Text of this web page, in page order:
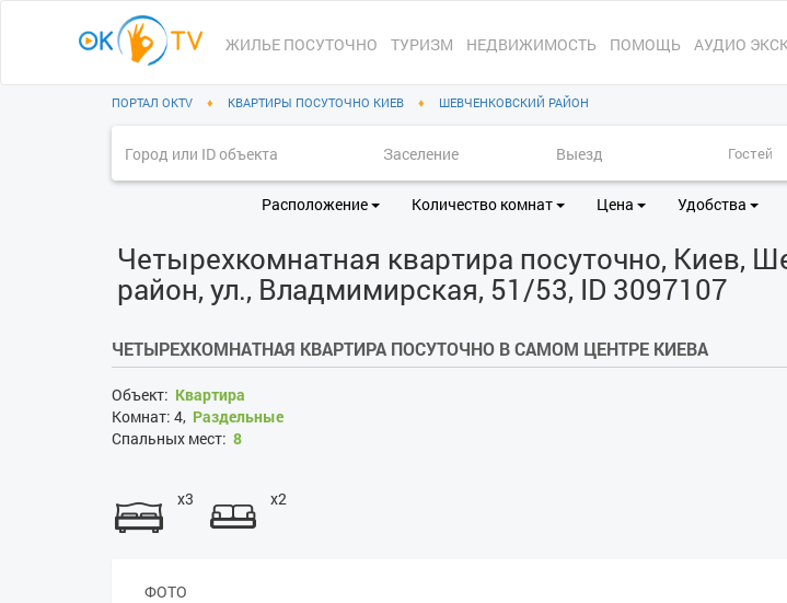
ЖИЛЬЕ ПОСУТОЧНО ТУРИЗМ НЕДВИЖИМОСТЬ ПОМОЩЬ АУДИО
ПОРТАЛ OKTV ♦ КВАРТИРЫ ПОСУТОЧНО КИЕВ ♦ ШЕВЧЕНКОВСКИЙ РАЙОН
Расположение Количество комнат Цена Удобства
Четырехкомнатная квартира посуточно, Киев,
район, ул., Владмимирская, 51/53, ID 3097107
ЧЕТЫРЕХКОМНАТНАЯ КВАРТИРА ПОСУТОЧНО В САМОМ ЦЕНТРЕ КИЕВА
Объект: Квартира
Комнат: 4, Раздельные
Спальных мест: 8
x3 x2
ФОТО